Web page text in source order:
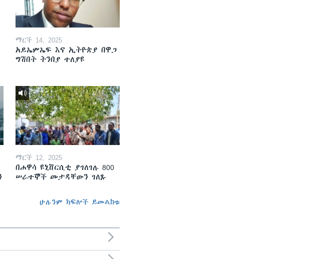
ማርች 14, 2025
አይኤምኤፍ እና ኢትዮጵያ በዋጋ
ግሽበት ትንበያ ተለያዩ
ማርች 12, 2025
በሐዋሳ ዩኒቨርሲቲ ያገለገሉ 800
ሠራተኞች መታዳቸውን ገለጹ
ሁሉንም ክፍሎች ይመልከቱ